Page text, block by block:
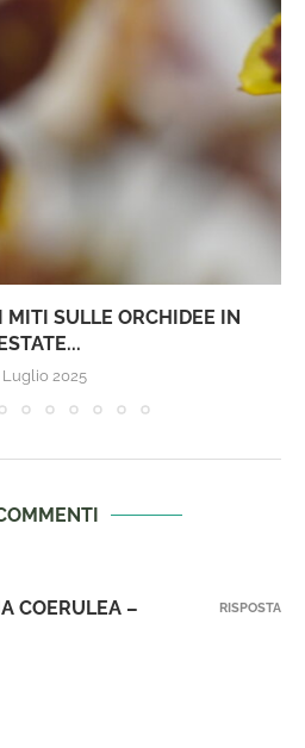
MITI SULLE ORCHIDEE IN
ESTATE...
Luglio 2025
COERULEA –
RISPOSTA